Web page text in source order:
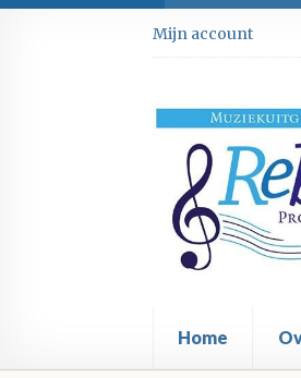
Ga
door
navigatie
Ga
direct
de
inhoud
Mijn account
Home